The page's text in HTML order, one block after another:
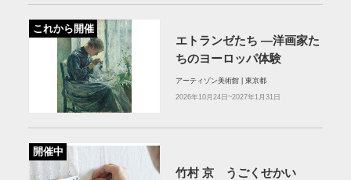
これから開催
エトランゼたち —洋画家た
ちのヨーロッパ体験
アーティゾン美術館 | 東京都
2026年10月24日~2027年1月31日
開催中
竹村 京 うごくせかい